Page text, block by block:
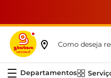
Como deseja